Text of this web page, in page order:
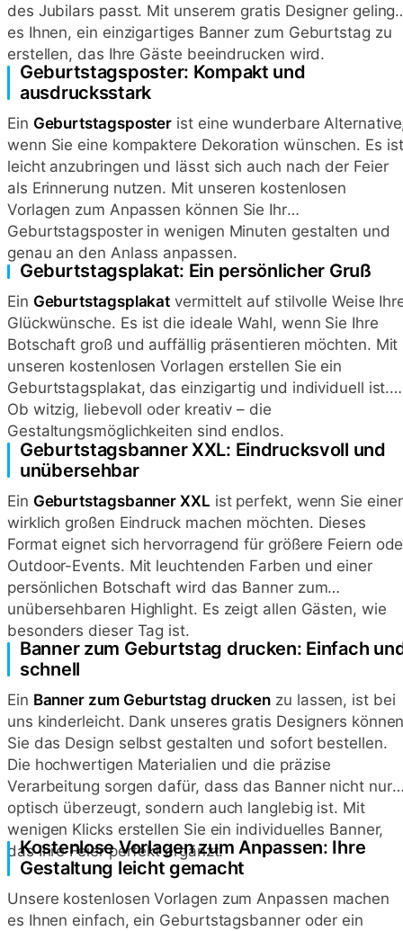
des Jubilars passt. Mit unserem gratis Designer gelingt
es Ihnen, ein einzigartiges Banner zum Geburtstag zu
erstellen, das Ihre Gäste beeindrucken wird.
Geburtstagsposter: Kompakt und
ausdrucksstark
Ein Geburtstagsposter ist eine wunderbare
wenn Sie eine kompaktere Dekoration wünschen. Es ist
leicht anzubringen und lässt sich auch nach der Feier
als Erinnerung nutzen. Mit unseren kostenlosen
Vorlagen zum Anpassen können Sie Ihr
Geburtstagsposter in wenigen Minuten gestalten und
genau an den Anlass anpassen.
Geburtstagsplakat: Ein persönlicher Gruß
Ein Geburtstagsplakat vermittelt auf stilvolle Weise
Glückwünsche. Es ist die ideale Wahl, wenn Sie Ihre
Botschaft groß und auffällig präsentieren möchten. Mit
unseren kostenlosen Vorlagen erstellen Sie ein
Geburtstagsplakat, das einzigartig und individuell ist.
Ob witzig, liebevoll oder kreativ – die
Gestaltungsmöglichkeiten sind endlos.
Geburtstagsbanner XXL: Eindrucksvoll und
unübersehbar
Ein Geburtstagsbanner XXL ist perfekt, wenn Sie
wirklich großen Eindruck machen möchten. Dieses
Format eignet sich hervorragend für größere Feiern
Outdoor-Events. Mit leuchtenden Farben und einer
persönlichen Botschaft wird das Banner zum
unübersehbaren Highlight. Es zeigt allen Gästen, wie
besonders dieser Tag ist.
Banner zum Geburtstag drucken: Einfach
schnell
Ein Banner zum Geburtstag drucken zu lassen, ist bei
uns kinderleicht. Dank unseres gratis Designers
Sie das Design selbst gestalten und sofort bestellen.
Die hochwertigen Materialien und die präzise
Verarbeitung sorgen dafür, dass das Banner nicht nur
optisch überzeugt, sondern auch langlebig ist. Mit
wenigen Klicks erstellen Sie ein individuelles Banner,
das Ihre Feier perfekt ergänzt.
Kostenlose Vorlagen zum Anpassen: Ihre
Gestaltung leicht gemacht
Unsere kostenlosen Vorlagen zum Anpassen machen
es Ihnen einfach, ein Geburtstagsbanner oder ein